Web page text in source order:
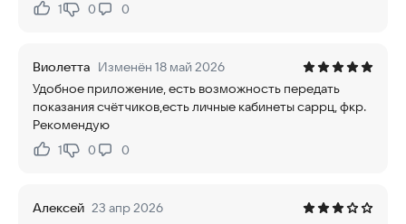
Нравится:
1Не нравится:
0 0
Виолетта Изменён 18 май 2026
Удобное приложение, есть возможность передать
показания счётчиков,есть личные кабинеты саррц, фкр.
Рекомендую
Нравится:
1Не нравится:
0 0
Алексей 23 апр 2026